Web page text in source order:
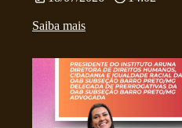
Saiba mais